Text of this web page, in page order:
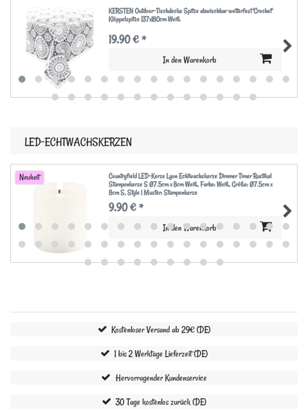
KERSTEN Outdoor-Tischdecke Spitze abwischbar wetterfest 'Crochet'
Klöppelspitze 137x180cm Weiß
19,90 € *
In den Warenkorb
LED-ECHTWACHSKERZEN
Neuheit
Countryfield LED-Kerze Lyon Echtwachskerze Dimmer Timer Rustikal
Stumpenkerze S Ø7.5cm x 8cm Weiß, Farbe: Weiß, Größe: Ø7.5cm x
8cm S, Style | Muster: Stumpenkerze
9,90 € *
In den Warenkorb
Kostenloser Versand ab 29€ (DE)
1 bis 2 Werktage Lieferzeit (DE)
Hervorragender Kundenservice
30 Tage kostenlos zurück (DE)